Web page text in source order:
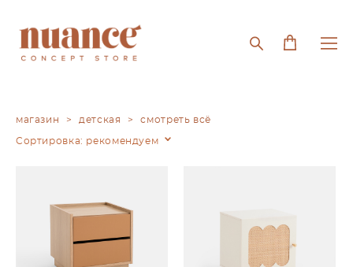
магазин > детская > смотреть всё
Сортировка: рекомендуем